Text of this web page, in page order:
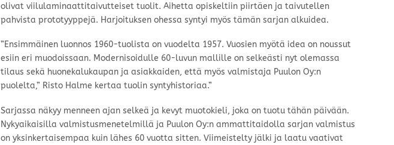
olivat viilulaminaattitaivutteiset tuolit. Aihetta opiskeltiin piirtäen ja taivutellen
pahvista prototyyppejä. Harjoituksen ohessa syntyi myös tämän sarjan alkuidea.
”Ensimmäinen luonnos 1960-tuolista on vuodelta 1957. Vuosien myötä idea on noussut
esiin eri muodoissaan. Modernisoidulle 60-luvun mallille on selkeästi nyt olemassa
tilaus sekä huonekalukaupan ja asiakkaiden, että myös valmistaja Puulon Oy:n
puolelta,” Risto Halme kertaa tuolin syntyhistoriaa.”
Sarjassa näkyy menneen ajan selkeä ja kevyt muotokieli, joka on tuotu tähän päivään.
Nykyaikaisilla valmistusmenetelmillä ja Puulon Oy:n ammattitaidolla sarjan valmistus
on yksinkertaisempaa kuin lähes 60 vuotta sitten. Viimeistelty jälki ja laatu vaativat